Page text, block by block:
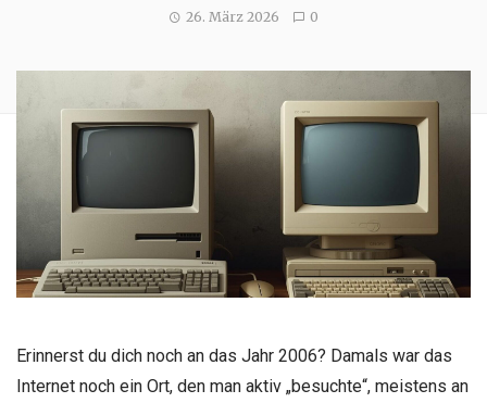
26. März 2026 0
Erinnerst du dich noch an das Jahr 2006? Damals war das
Internet noch ein Ort, den man aktiv „besuchte“, meistens an